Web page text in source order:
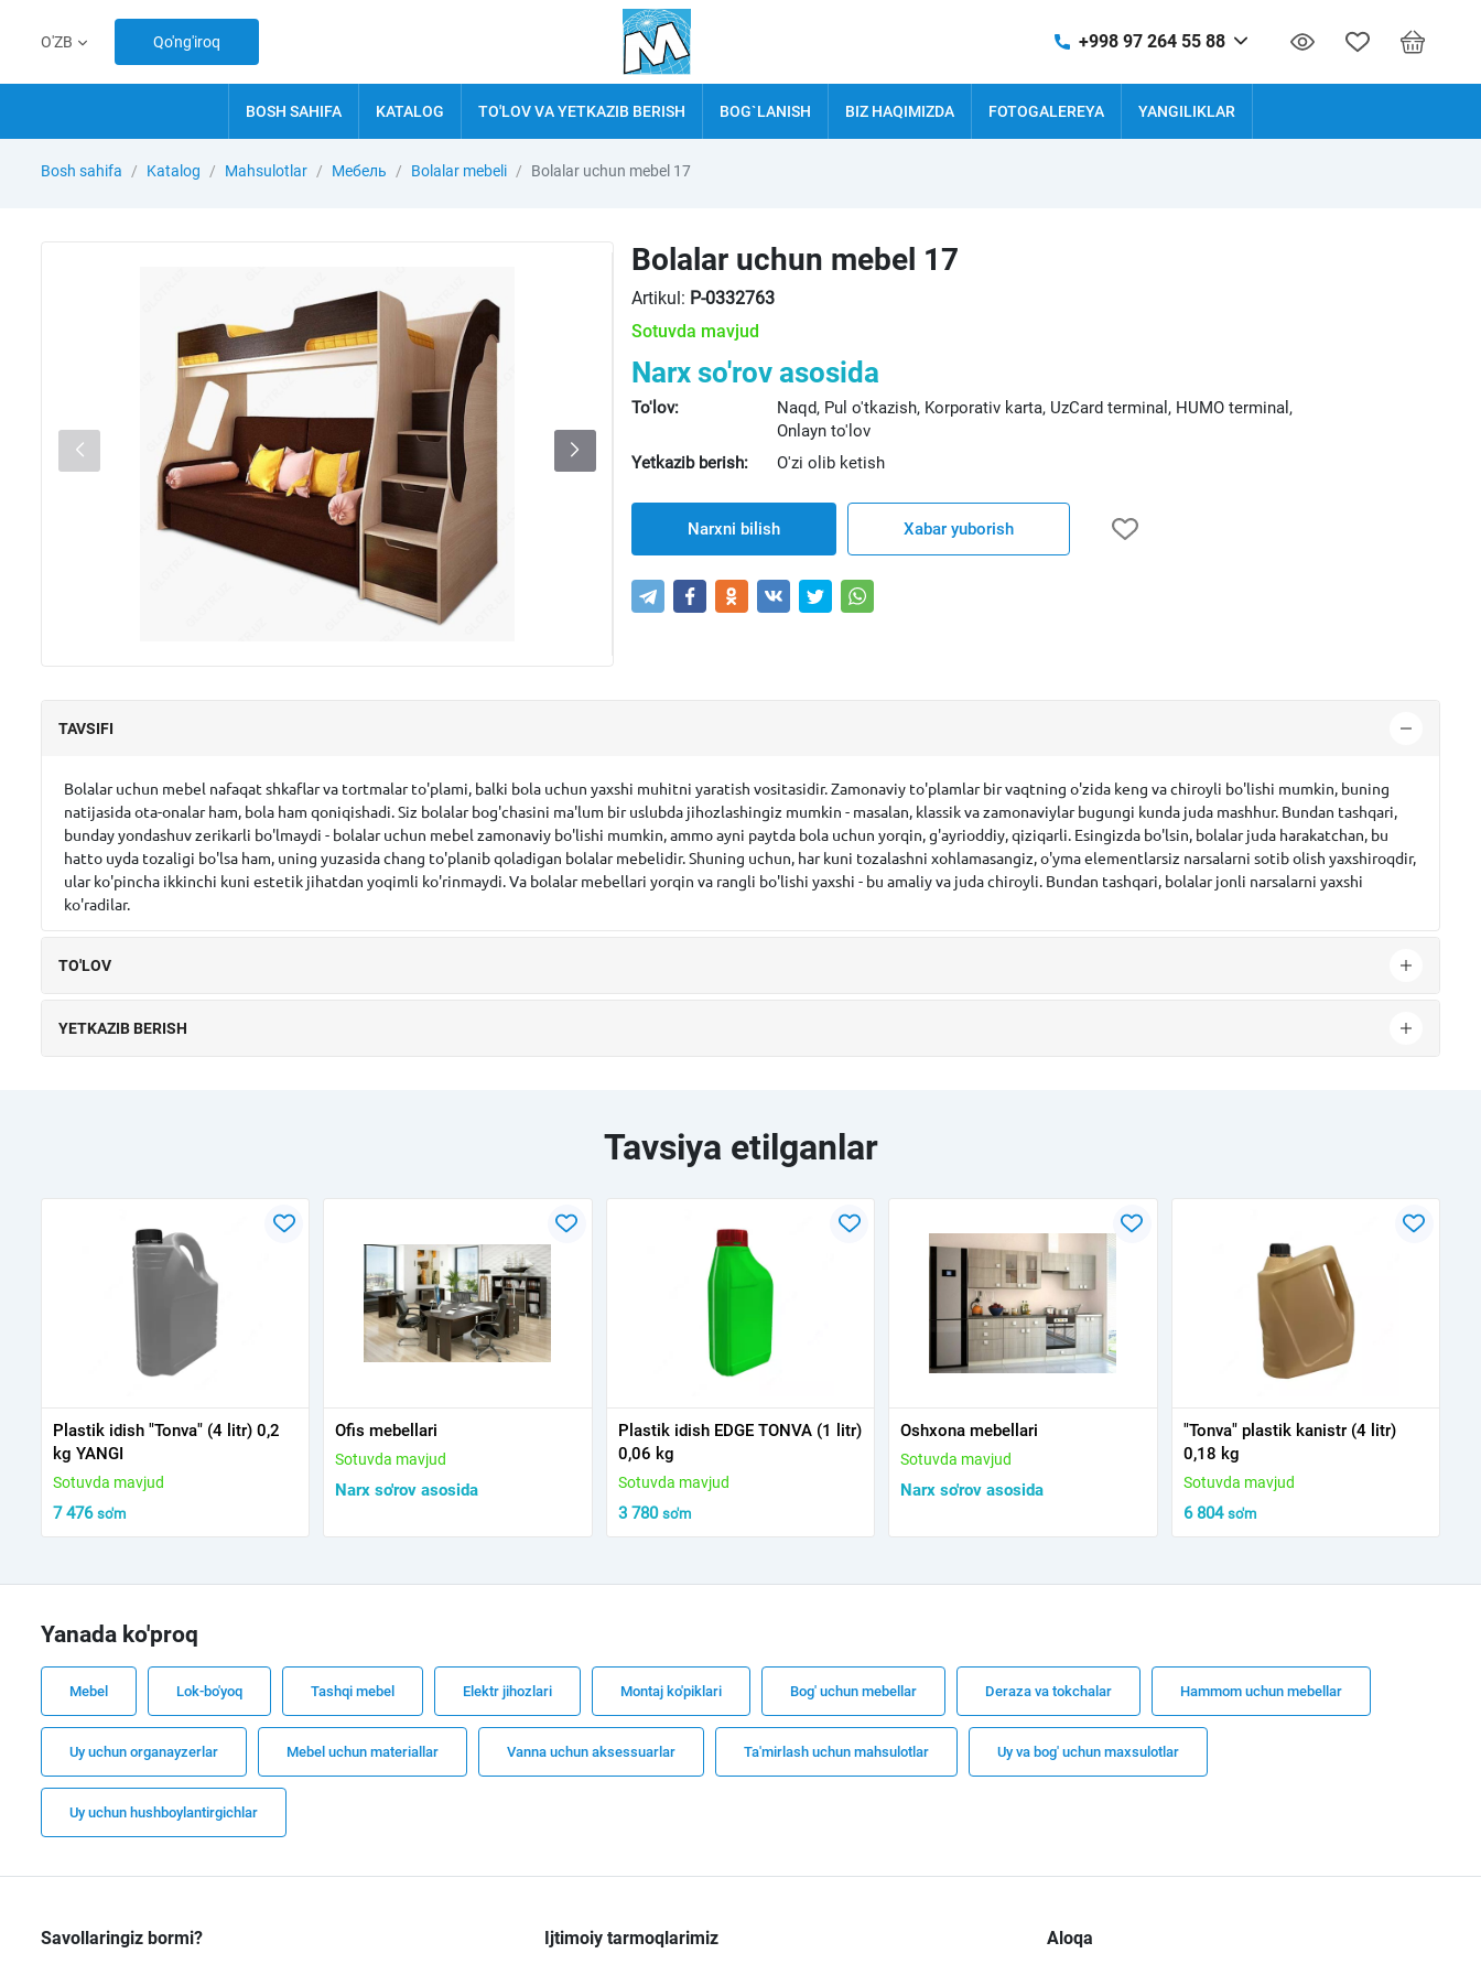
O'ZB Qo'ng'iroq +998 97 264 55 88
BOSH SAHIFA KATALOG TO'LOV VA YETKAZIB BERISH BOG`LANISH BIZ HAQIMIZDA FOTOGALEREYA YANGILIKLAR
Bosh sahifa Katalog Mahsulotlar Мебель Bolalar mebeli Bolalar uchun mebel 17
Bolalar uchun mebel 17
Artikul: P-0332763
Sotuvda mavjud
Narx so'rov asosida
To'lov:
Naqd, Pul o'tkazish, Korporativ karta, UzCard terminal, HUMO terminal,
Onlayn to'lov
Yetkazib berish:
O'zi olib ketish
Narxni bilish Xabar yuborish
TAVSIFI
Bolalar uchun mebel nafaqat shkaflar va tortmalar to'plami, balki bola uchun yaxshi muhitni yaratish vositasidir. Zamonaviy to'plamlar bir vaqtning o'zida keng va chiroyli bo'lishi mumkin, buning
natijasida ota-onalar ham, bola ham qoniqishadi. Siz bolalar bog'chasini ma'lum bir uslubda jihozlashingiz mumkin - masalan, klassik va zamonaviylar bugungi kunda juda mashhur. Bundan tashqari,
bunday yondashuv zerikarli bo'lmaydi - bolalar uchun mebel zamonaviy bo'lishi mumkin, ammo ayni paytda bola uchun yorqin, g'ayrioddiy, qiziqarli. Esingizda bo'lsin, bolalar juda harakatchan, bu
hatto uyda tozaligi bo'lsa ham, uning yuzasida chang to'planib qoladigan bolalar mebelidir. Shuning uchun, har kuni tozalashni xohlamasangiz, o'yma elementlarsiz narsalarni sotib olish yaxshiroqdir,
ular ko'pincha ikkinchi kuni estetik jihatdan yoqimli ko'rinmaydi. Va bolalar mebellari yorqin va rangli bo'lishi yaxshi - bu amaliy va juda chiroyli. Bundan tashqari, bolalar jonli narsalarni yaxshi
ko'radilar.
TO'LOV
YETKAZIB BERISH
Tavsiya etilganlar
Plastik idish "Tonva" (4 litr) 0,2
kg YANGI
Sotuvda mavjud
7 476 so'm
Ofis mebellari
Sotuvda mavjud
Narx so'rov asosida
Plastik idish EDGE TONVA (1 litr)
0,06 kg
Sotuvda mavjud
3 780 so'm
Oshxona mebellari
Sotuvda mavjud
Narx so'rov asosida
"Tonva" plastik kanistr (4 litr)
0,18 kg
Sotuvda mavjud
6 804 so'm
Yanada ko'proq
Mebel Lok-bo'yoq Tashqi mebel Elektr jihozlari Montaj ko'piklari Bog' uchun mebellar Deraza va tokchalar Hammom uchun mebellar
Uy uchun organayzerlar Mebel uchun materiallar Vanna uchun aksessuarlar Ta'mirlash uchun mahsulotlar Uy va bog' uchun maxsulotlar
Uy uchun hushboylantirgichlar
Savollaringiz bormi? Ijtimoiy tarmoqlarimiz Aloqa